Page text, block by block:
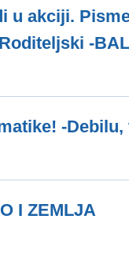
u akciji.
-
-
I ZEMLJA